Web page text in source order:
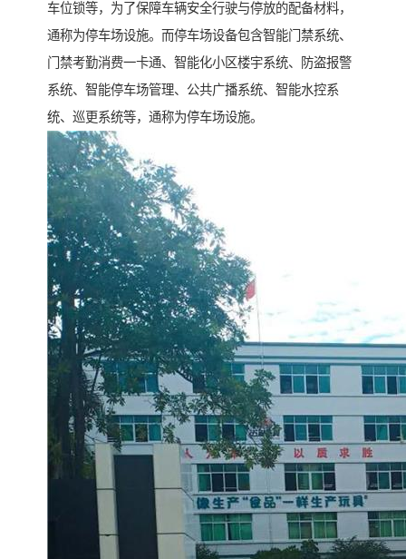
车位锁等，为了保障车辆安全行驶与停放的配备材料，
通称为停车场设施。而停车场设备包含智能门禁系统、
门禁考勤消费一卡通、智能化小区楼宇系统、防盗报警
系统、智能停车场管理、公共广播系统、智能水控系
统、巡更系统等，通称为停车场设施。